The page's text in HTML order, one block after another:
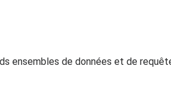
ensembles de données et de